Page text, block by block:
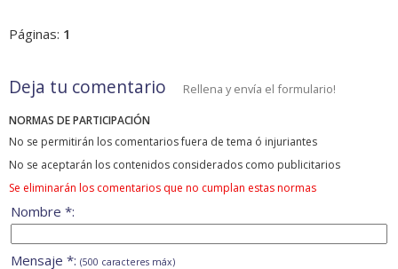
Páginas: 1
Deja tu comentario Rellena y envía el formulario!
NORMAS DE PARTICIPACIÓN
No se permitirán los comentarios fuera de tema ó injuriantes
No se aceptarán los contenidos considerados como publicitarios
Se eliminarán los comentarios que no cumplan estas normas
Nombre *:
Mensaje *: (500 caracteres máx)